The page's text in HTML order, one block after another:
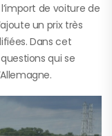
l’import de voiture de
un prix très
Dans cet
qui se